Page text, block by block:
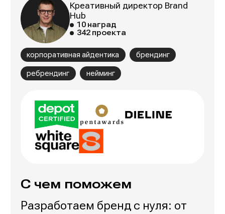
Креативный директор Brand
Hub
10 наград
342 проекта
корпоративная айдентика брендинг
ребрендинг нейминг
С чем поможем
Разработаем бренд с нуля: от